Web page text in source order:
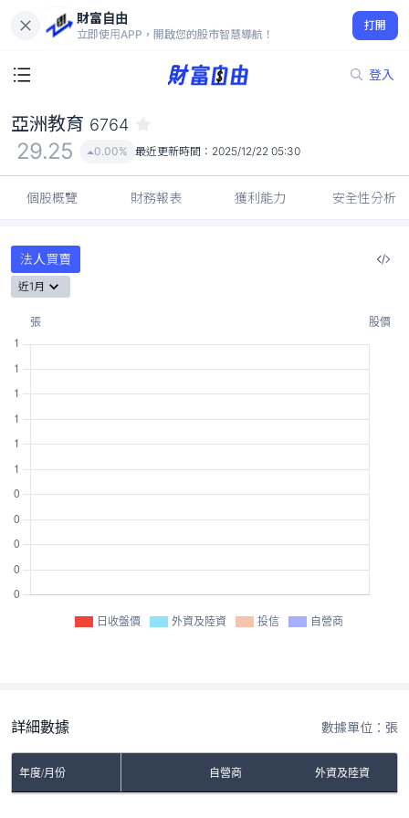
財富自由
立即使用APP，開啟您的股市智慧導航！
打開
登入
29.25
0.00%
亞洲教育 6764
29.25 0.00% 最近更新時間： 2025/12/22 05:30
個股概覽 財務報表 獲利能力 安全性分析
法人買賣
近1月
日收盤價 外資及陸資 投信 自營商
詳細數據 數據單位：張
年度/月份 自營商 外資及陸資